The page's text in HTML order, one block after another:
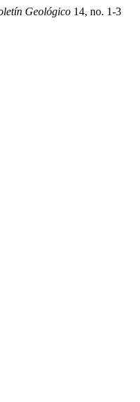
Geológico 14, no. 1-3